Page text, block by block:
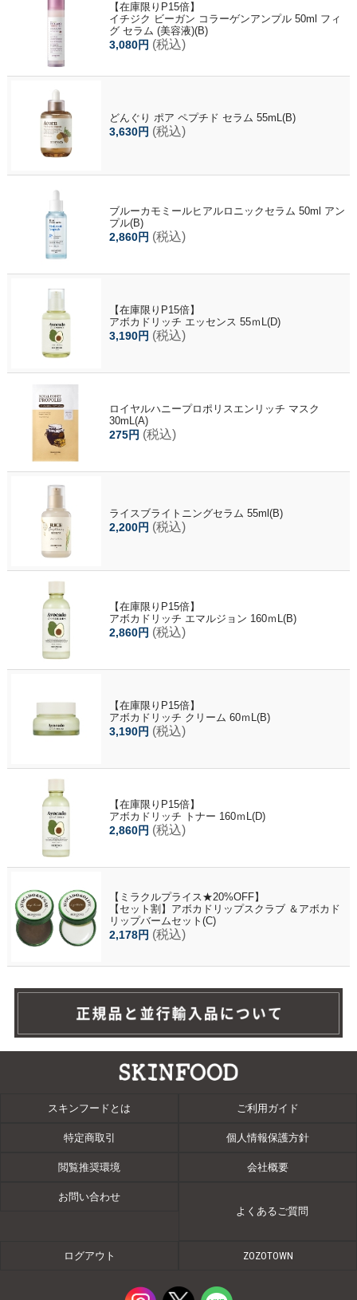
【在庫限りP15倍】
イチジク ビーガン コラーゲンアンプル 50ml フィ
グ セラム (美容液)(B)
3,080円 (税込)
どんぐり ポア ペプチド セラム 55mL(B)
3,630円 (税込)
ブルーカモミールヒアルロニックセラム 50ml アン
プル(B)
2,860円 (税込)
【在庫限りP15倍】
アボカドリッチ エッセンス 55ｍL(D)
3,190円 (税込)
ロイヤルハニープロポリスエンリッチ マスク
30mL(A)
275円 (税込)
ライスブライトニングセラム 55ml(B)
2,200円 (税込)
【在庫限りP15倍】
アボカドリッチ エマルジョン 160ｍL(B)
2,860円 (税込)
【在庫限りP15倍】
アボカドリッチ クリーム 60ｍL(B)
3,190円 (税込)
【在庫限りP15倍】
アボカドリッチ トナー 160ｍL(D)
2,860円 (税込)
【ミラクルプライス★20%OFF】
【セット割】アボカドリップスクラブ ＆アボカド
リップバームセット(C)
2,178円 (税込)
スキンフードとは ご利用ガイド
特定商取引 個人情報保護方針
閲覧推奨環境 会社概要
お問い合わせ
よくあるご質問
ログアウト ZOZOTOWN